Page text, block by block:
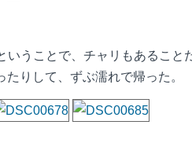
いうことで、チャリもあるこ
りして、ずぶ濡れで帰った。